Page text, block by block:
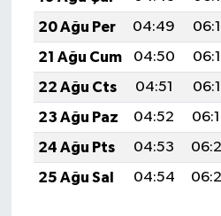
20 Ağu Per
04:49
21 Ağu Cum
04:50
22 Ağu Cts
04:51
23 Ağu Paz
04:52
24 Ağu Pts
04:53
25 Ağu Sal
04:54